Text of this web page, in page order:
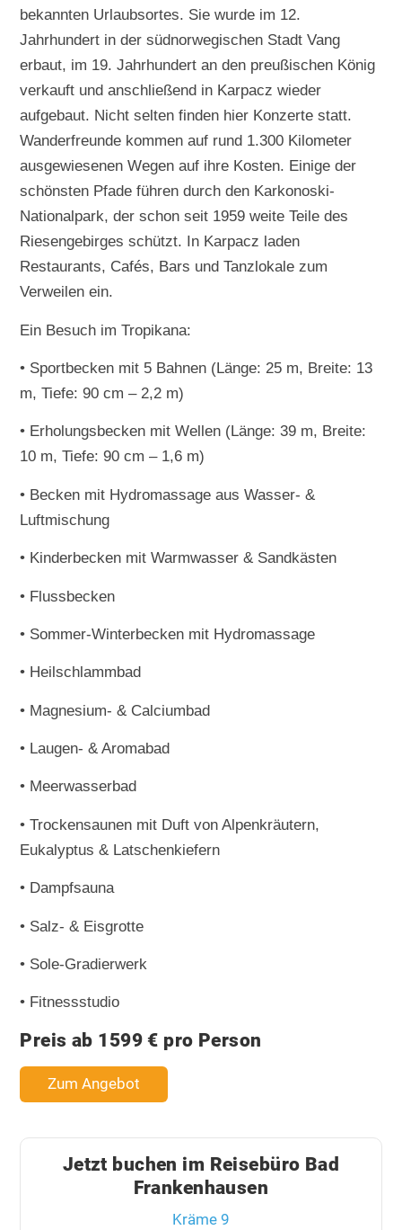
bekannten Urlaubsortes. Sie wurde im 12.
Jahrhundert in der südnorwegischen Stadt Vang
erbaut, im 19. Jahrhundert an den preußischen König
verkauft und anschließend in Karpacz wieder
aufgebaut. Nicht selten finden hier Konzerte statt.
Wanderfreunde kommen auf rund 1.300 Kilometer
ausgewiesenen Wegen auf ihre Kosten. Einige der
schönsten Pfade führen durch den Karkonoski-
Nationalpark, der schon seit 1959 weite Teile des
Riesengebirges schützt. In Karpacz laden
Restaurants, Cafés, Bars und Tanzlokale zum
Verweilen ein.
Ein Besuch im Tropikana:
• Sportbecken mit 5 Bahnen (Länge: 25 m, Breite: 13
m, Tiefe: 90 cm – 2,2 m)
• Erholungsbecken mit Wellen (Länge: 39 m, Breite:
10 m, Tiefe: 90 cm – 1,6 m)
• Becken mit Hydromassage aus Wasser- &
Luftmischung
• Kinderbecken mit Warmwasser & Sandkästen
• Flussbecken
• Sommer-Winterbecken mit Hydromassage
• Heilschlammbad
• Magnesium- & Calciumbad
• Laugen- & Aromabad
• Meerwasserbad
• Trockensaunen mit Duft von Alpenkräutern,
Eukalyptus & Latschenkiefern
• Dampfsauna
• Salz- & Eisgrotte
• Sole-Gradierwerk
• Fitnessstudio
Preis ab 1599 € pro Person
Zum Angebot
Jetzt buchen im Reisebüro Bad
Frankenhausen
Kräme 9